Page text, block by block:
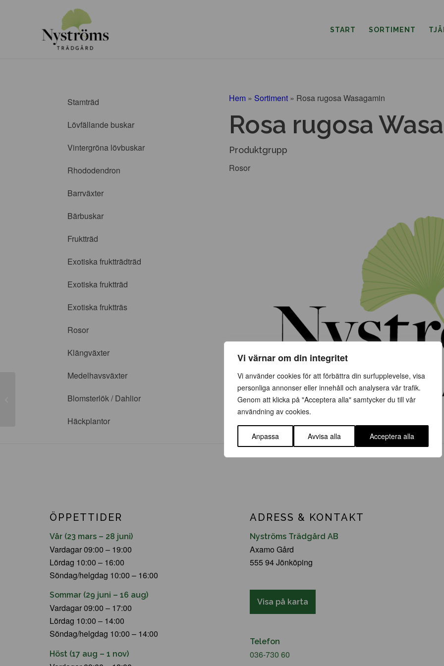
Vi värnar om din integritet
Vi använder cookies för att förbättra din surfupplevelse, visa
personliga annonser eller innehåll och analysera vår trafik.
Genom att klicka på "Acceptera alla" samtycker du till vår
användning av cookies.
Anpassa Avvisa alla Acceptera alla
START SORTIMENT
Stamträd
Lövfällande buskar
Vintergröna lövbuskar
Rhododendron
Barrväxter
Bärbuskar
Fruktträd
Exotiska fruktträdträd
Exotiska fruktträd
Exotiska fruktträs
Rosor
Klängväxter
Medelhavsväxter
Blomsterlök / Dahlior
Häckplantor
Hem » Sortiment » Rosa rugosa Wasagamin
Rosa rugosa
Produktgrupp
Rosor
ÖPPETTIDER
Vår (23 mars – 28 juni)
Vardagar 09:00 – 19:00
Lördag 10:00 – 16:00
Söndag/helgdag 10:00 – 16:00
Sommar (29 juni – 16 aug)
Vardagar 09:00 – 17:00
Lördag 10:00 – 14:00
Söndag/helgdag 10:00 – 14:00
Höst (17 aug – 1 nov)
ADRESS & KONTAKT
Nyströms Trädgård AB
Axamo Gård
555 94 Jönköping
Visa på karta
Telefon
036-730 60
Rosa rugosa Ritausma